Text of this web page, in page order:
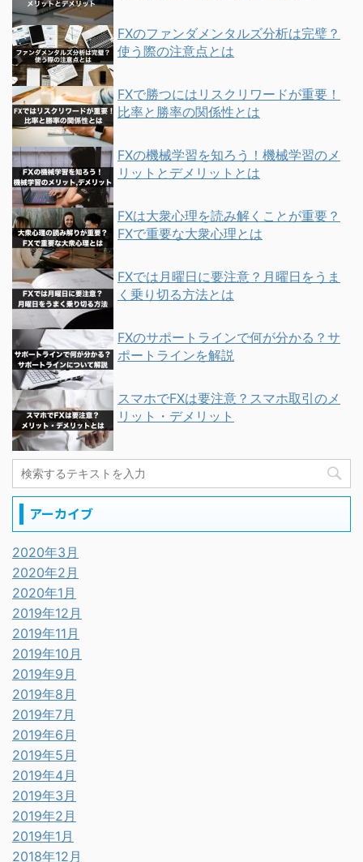
FXのファンダメンタルズ分析は完璧？
使う際の注意点とは
FXで勝つにはリスクリワードが重要！
比率と勝率の関係性とは
FXの機械学習を知ろう！機械学習のメ
リットとデメリットとは
FXは大衆心理を読み解くことが重要？
FXで重要な大衆心理とは
FXでは月曜日に要注意？月曜日をうま
く乗り切る方法とは
FXのサポートラインで何が分かる？サ
ポートラインを解説
スマホでFXは要注意？スマホ取引のメ
リット・デメリット
アーカイブ
2020年3月
2020年2月
2020年1月
2019年12月
2019年11月
2019年10月
2019年9月
2019年8月
2019年7月
2019年6月
2019年5月
2019年4月
2019年3月
2019年2月
2019年1月
2018年12月